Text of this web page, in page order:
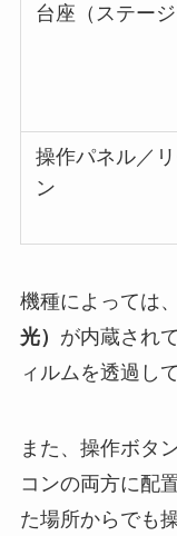
台座（ステージ
操作パネル／
ン
機種によっては
光） が内蔵され
ィルムを透過し
また、操作ボタ
コンの両方に配
た場所からでも